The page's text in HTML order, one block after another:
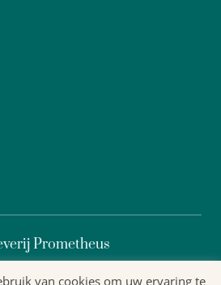
Prometheus
van cookies om uw ervaring te